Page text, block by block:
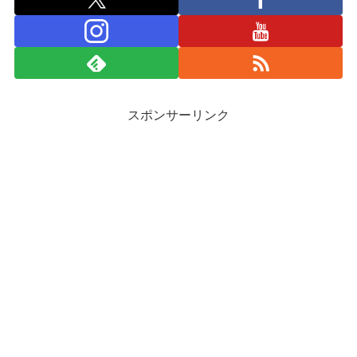
スポンサーリンク